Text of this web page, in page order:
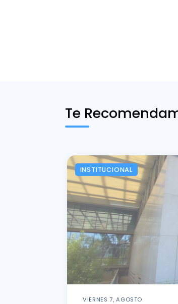
Te
INSTITUCIONAL
VIERNES 7, AGOSTO